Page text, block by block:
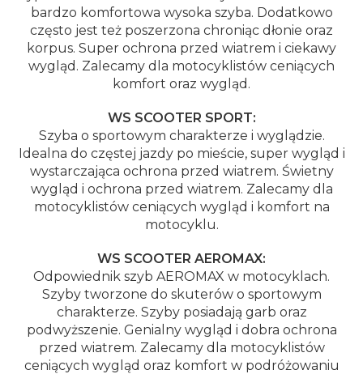
bardzo komfortowa wysoka szyba. Dodatkowo
często jest też poszerzona chroniąc dłonie oraz
korpus. Super ochrona przed wiatrem i ciekawy
wygląd. Zalecamy dla motocyklistów ceniących
komfort oraz wygląd.
WS SCOOTER SPORT:
Szyba o sportowym charakterze i wyglądzie.
Idealna do częstej jazdy po mieście, super wygląd i
wystarczająca ochrona przed wiatrem. Świetny
wygląd i ochrona przed wiatrem. Zalecamy dla
motocyklistów ceniących wygląd i komfort na
motocyklu.
WS SCOOTER AEROMAX:
Odpowiednik szyb AEROMAX w motocyklach.
Szyby tworzone do skuterów o sportowym
charakterze. Szyby posiadają garb oraz
podwyższenie. Genialny wygląd i dobra ochrona
przed wiatrem. Zalecamy dla motocyklistów
ceniących wygląd oraz komfort w podróżowaniu